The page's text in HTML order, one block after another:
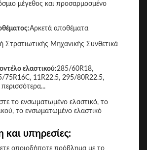
μέγεθος και προσαρμοσμένο
Αρκετά αποθέματα
Στρατιωτικής Μηχανικής Συνθετικά
ελαστικού:285/60R18,
75R16C, 11R22.5, 295/80R22.5,
το ενσωματωμένο ελαστικό, το
το ενσωματωμένο ελαστικό
και υπηρεσίες:
οποιοδήποτε πρόβλημα με το